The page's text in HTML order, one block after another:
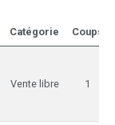
Catégorie Coups
Vente libre 1